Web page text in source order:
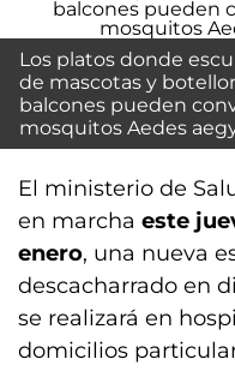
Los platos donde
de mascotas y
balcones pueden
mosquitos Aedes
El ministerio de
en marcha este
enero, una nueva
descacharrado en
se realizará en
domicilios